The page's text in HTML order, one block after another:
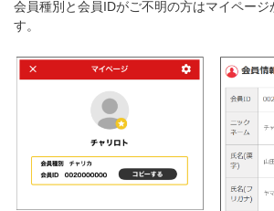
会員種別と会員IDがご不明の方はマイページ
す。